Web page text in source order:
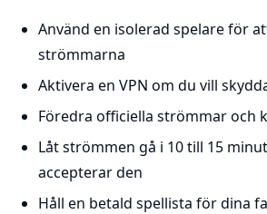
Använd en isolerad spelare för
strömmarna
Aktivera en VPN om du vill
Föredra officiella strömmar och
Låt strömmen gå i 10 till 15
accepterar den
Håll en betald spellista för dina